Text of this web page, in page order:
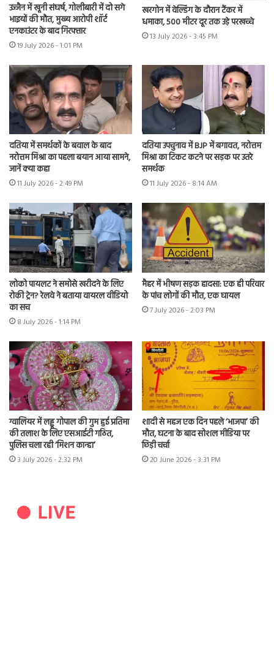
उज्जैन में खूनी संघर्ष, गोलीबारी में दो सगे
भाइयों की मौत, मुख्य आरोपी शॉर्ट
एनकाउंटर के बाद गिरफ्तार
19 July 2026 - 1:01 PM
खरगोन में वेल्डिंग के दौरान टैंकर में
धमाका, 500 मीटर दूर तक उड़े परखच्चे
13 July 2026 - 3:45 PM
दतिया में समर्थकों के बवाल के बाद
नरोत्तम मिश्रा का पहला बयान आया सामने,
जानें क्या कहा
11 July 2026 - 2:49 PM
दतिया उपचुनाव में BJP में बगावत, नरोत्तम
मिश्रा का टिकट कटने पर सड़क पर उतरे
समर्थक
11 July 2026 - 8:14 AM
लोको पायलट ने समोसे खरीदने के लिए
रोकी ट्रेन? रेलवे ने बताया वायरल वीडियो
का सच
8 July 2026 - 1:14 PM
मैहर में भीषण सड़क हादसा: एक ही परिवार
के पांच लोगों की मौत, एक घायल
7 July 2026 - 2:03 PM
ग्वालियर में लड्डू गोपाल की गुम हुई प्रतिमा
की तलाश के लिए एसआईटी गठित,
पुलिस चला रही ‘मिशन कान्हा’
3 July 2026 - 2:32 PM
शादी से महज एक दिन पहले ‘भाजपा’ की
मौत, घटना के बाद सोशल मीडिया पर
छिड़ी चर्चा
20 June 2026 - 3:31 PM